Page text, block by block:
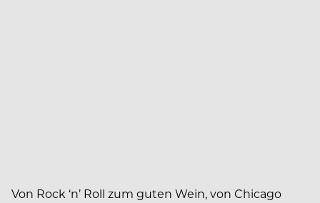
Von Rock ‘n’ Roll zum guten Wein, von Chicago